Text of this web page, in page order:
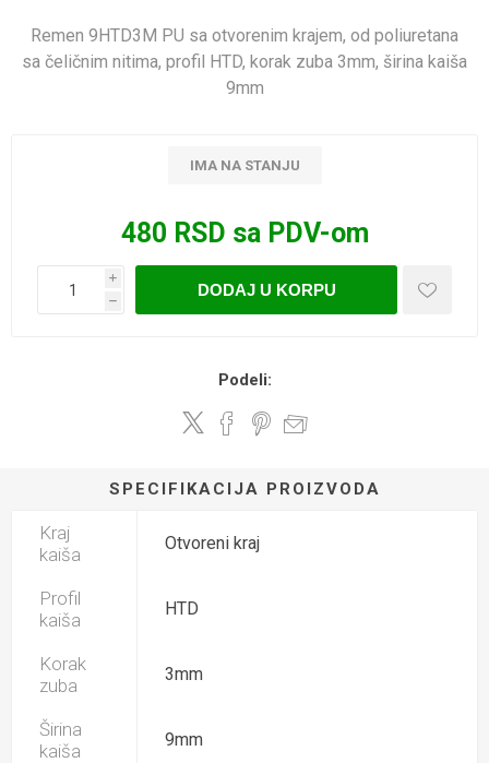
Remen 9HTD3M PU sa otvorenim krajem, od poliuretana
sa čeličnim nitima, profil HTD, korak zuba 3mm, širina kaiša
9mm
IMA NA STANJU
480 RSD sa PDV-om
i
h
DODAJ U KORPU
Podeli:
SPECIFIKACIJA PROIZVODA
Kraj
kaiša
Otvoreni kraj
Profil
kaiša
HTD
Korak
zuba
3mm
Širina
kaiša
9mm